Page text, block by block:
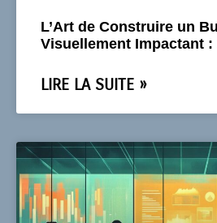
L’Art de Construire un
Visuellement Impactant
LIRE LA SUITE »